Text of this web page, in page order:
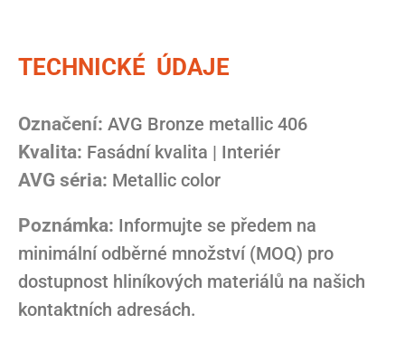
TECHNICKÉ ÚDAJE
Označení: AVG Bronze metallic 406
Kvalita: Fasádní kvalita | Interiér
AVG séria: Metallic color
Poznámka: Informujte se předem na
minimální odběrné množství (MOQ) pro
dostupnost hliníkových materiálů na našich
kontaktních adresách.